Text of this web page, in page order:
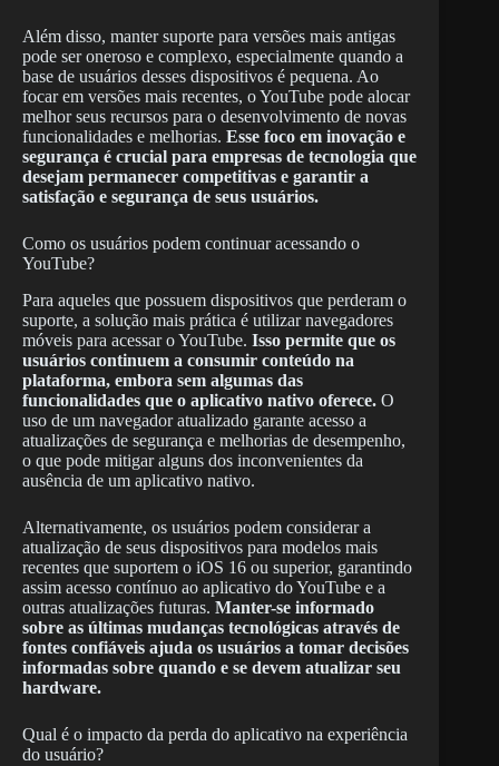
Além disso, manter suporte para versões mais antigas
pode ser oneroso e complexo, especialmente quando a
base de usuários desses dispositivos é pequena. Ao
focar em versões mais recentes, o YouTube pode alocar
melhor seus recursos para o desenvolvimento de novas
funcionalidades e melhorias. Esse foco em inovação e
segurança é crucial para empresas de tecnologia que
desejam permanecer competitivas e garantir a
satisfação e segurança de seus usuários.
Como os usuários podem continuar acessando o
YouTube?
Para aqueles que possuem dispositivos que perderam o
suporte, a solução mais prática é utilizar navegadores
móveis para acessar o YouTube. Isso permite que os
usuários continuem a consumir conteúdo na
plataforma, embora sem algumas das
funcionalidades que o aplicativo nativo oferece. O
uso de um navegador atualizado garante acesso a
atualizações de segurança e melhorias de desempenho,
o que pode mitigar alguns dos inconvenientes da
ausência de um aplicativo nativo.
Alternativamente, os usuários podem considerar a
atualização de seus dispositivos para modelos mais
recentes que suportem o iOS 16 ou superior, garantindo
assim acesso contínuo ao aplicativo do YouTube e a
outras atualizações futuras. Manter-se informado
sobre as últimas mudanças tecnológicas através de
fontes confiáveis ajuda os usuários a tomar decisões
informadas sobre quando e se devem atualizar seu
hardware.
Qual é o impacto da perda do aplicativo na experiência
do usuário?